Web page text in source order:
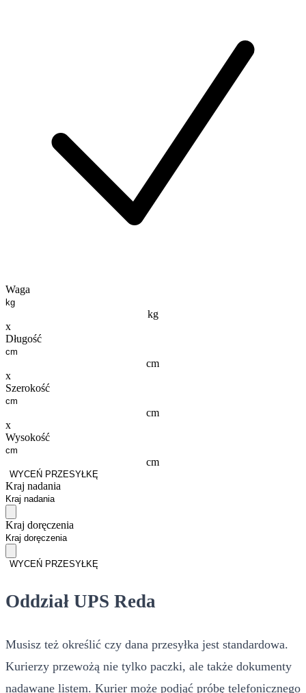
Waga
kg
x
Długość
cm
x
Szerokość
cm
x
Wysokość
cm
WYCEŃ PRZESYŁKĘ
Kraj nadania
Kraj doręczenia
WYCEŃ PRZESYŁKĘ
Oddział UPS Reda
Musisz też określić czy dana przesyłka jest standardowa.
Kurierzy przewożą nie tylko paczki, ale także dokumenty
nadawane listem. Kurier może podjąć próbę telefonicznego